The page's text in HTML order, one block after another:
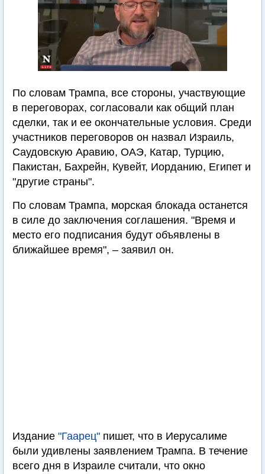
По словам Трампа, все стороны, участвующие
в переговорах, согласовали как общий план
сделки, так и ее окончательные условия. Среди
участников переговоров он назвал Израиль,
Саудовскую Аравию, ОАЭ, Катар, Турцию,
Пакистан, Бахрейн, Кувейт, Иорданию, Египет и
"другие страны".
По словам Трампа, морская блокада останется
в силе до заключения соглашения. "Время и
место его подписания будут объявлены в
ближайшее время", – заявил он.
Издание "Гаарец" пишет, что в Иерусалиме
были удивлены заявлением Трампа. В течение
всего дня в Израиле считали, что окно